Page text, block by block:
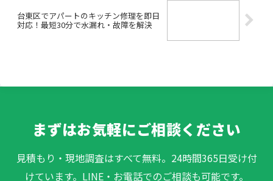
台東区でアパートのキッチン修理を即日
対応！最短30分で水漏れ・故障を解決
まずはお気軽にご相談ください
見積もり・現地調査はすべて無料。24時間365日受け付
けています。LINE・お電話でのご相談も可能です。